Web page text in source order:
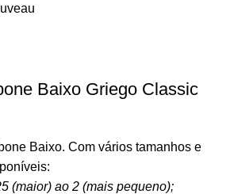
Baixo Griego Classic
Baixo. Com vários tamanhos e
(maior) ao 2 (mais pequeno);